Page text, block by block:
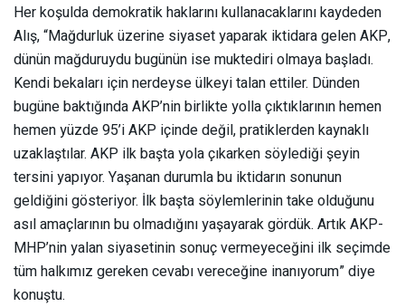
Her koşulda demokratik haklarını kullanacaklarını kaydeden
Alış, “Mağdurluk üzerine siyaset yaparak iktidara gelen AKP,
dünün mağduruydu bugünün ise muktediri olmaya başladı.
Kendi bekaları için nerdeyse ülkeyi talan ettiler. Dünden
bugüne baktığında AKP’nin birlikte yolla çıktıklarının hemen
hemen yüzde 95’i AKP içinde değil, pratiklerden kaynaklı
uzaklaştılar. AKP ilk başta yola çıkarken söylediği şeyin
tersini yapıyor. Yaşanan durumla bu iktidarın sonunun
geldiğini gösteriyor. İlk başta söylemlerinin take olduğunu
asıl amaçlarının bu olmadığını yaşayarak gördük. Artık AKP-
MHP’nin yalan siyasetinin sonuç vermeyeceğini ilk seçimde
tüm halkımız gereken cevabı vereceğine inanıyorum” diye
konuştu.